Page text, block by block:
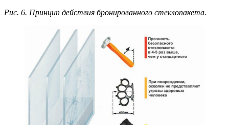
Рис. 6. Принцип действия бронированного стеклопакета.